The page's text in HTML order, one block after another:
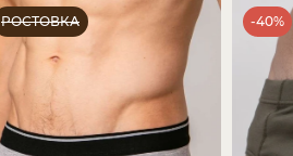
РОСТОВКА -40%